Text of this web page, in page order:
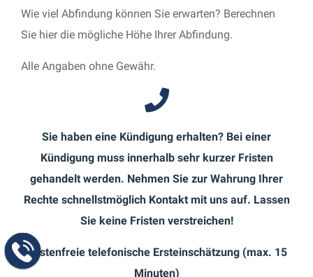
Wie viel Abfindung können Sie erwarten? Berechnen
Sie hier die mögliche Höhe Ihrer Abfindung.
Alle Angaben ohne Gewähr.
Sie haben eine Kündigung erhalten? Bei einer
Kündigung muss innerhalb sehr kurzer Fristen
gehandelt werden. Nehmen Sie zur Wahrung Ihrer
Rechte schnellstmöglich Kontakt mit uns auf. Lassen
Sie keine Fristen verstreichen!
Kostenfreie telefonische Ersteinschätzung (max. 15
Minuten)